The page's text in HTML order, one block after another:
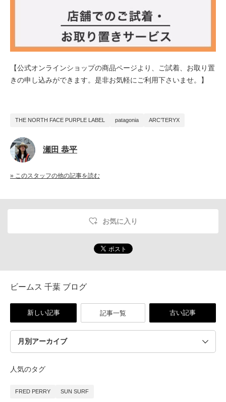
【公式オンラインショップの商品ページより、ご試着、お取り置
きの申し込みができます。是非お気軽にご利用下さいませ。】
THE NORTH FACE PURPLE LABEL patagonia ARC’TERYX
瀬田 恭平
» このスタッフの他の記事を読む
お気に入り
ビームス 千葉 ブログ
新しい記事 記事一覧 古い記事
人気のタグ
FRED PERRY SUN SURF